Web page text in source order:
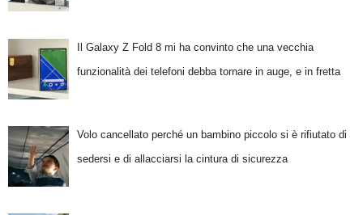
Il Galaxy Z Fold 8 mi ha convinto che una vecchia
funzionalità dei telefoni debba tornare in auge, e in fretta
Volo cancellato perché un bambino piccolo si è rifiutato di
sedersi e di allacciarsi la cintura di sicurezza